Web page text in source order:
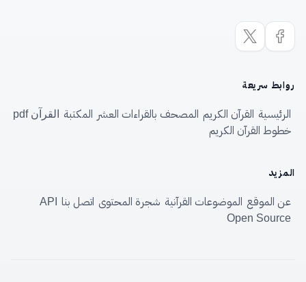
روابط سريعة
الرئيسية القرآن الكريم المصحف بالقراءات العشر المكتبة القرآن pdf
خطوط القرآن الكريم
المزيد
عن الموقع الموضوعات القرآنية شجرة المحتوى اتصل بنا
API
Open Source